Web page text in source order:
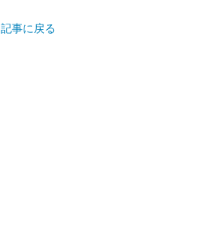
記事に戻る